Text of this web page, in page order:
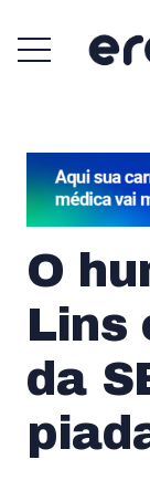
O
Lins
da